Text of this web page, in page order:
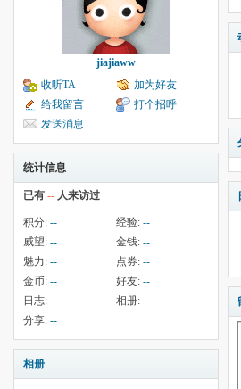
jiajiaww
收听TA
加为好友
给我留言
打个招呼
发送消息
统计信息
已有 -- 人来访过
积分: -- 经验: --
威望: -- 金钱: --
魅力: -- 点券: --
金币: -- 好友: --
日志: -- 相册: --
分享: --
相册